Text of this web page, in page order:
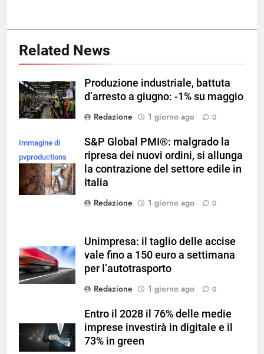
Related News
Produzione industriale, battuta
d’arresto a giugno: -1% su maggio
Redazione
1 giorno ago 0
Immagine di
pvproductions
su Magnific
S&P Global PMI®: malgrado la
ripresa dei nuovi ordini, si allunga
la contrazione del settore edile in
Italia
Redazione
1 giorno ago 0
Unimpresa: il taglio delle accise
vale fino a 150 euro a settimana
per l’autotrasporto
Redazione
1 giorno ago 0
Entro il 2028 il 76% delle medie
imprese investirà in digitale e il
73% in green